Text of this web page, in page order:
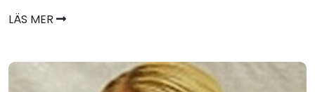
LÄS MER